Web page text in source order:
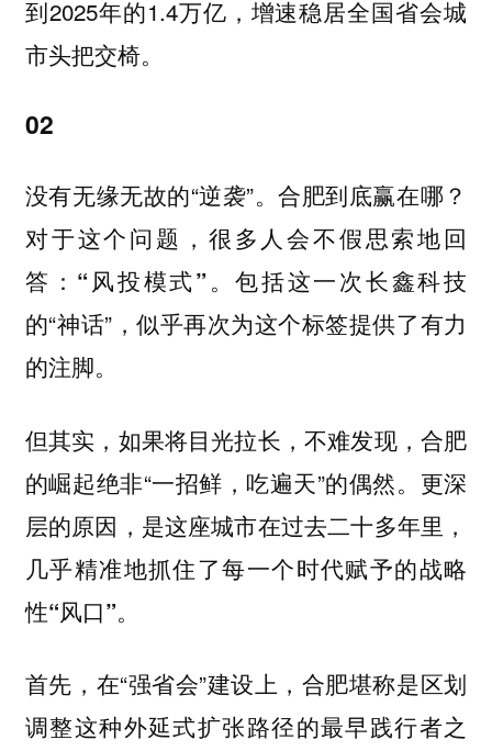
到2025年的1.4万亿，增速稳居全国省会城
市头把交椅。
02
没有无缘无故的“逆袭”。合肥到底赢在哪？
对于这个问题，很多人会不假思索地回
答： “风投模式”。包括这一次长鑫科技
的“神话”，似乎再次为这个标签提供了有力
的注脚。
但其实，如果将目光拉长，不难发现，合肥
的崛起绝非“一招鲜，吃遍天”的偶然。更深
层的原因，是这座城市在过去二十多年里，
几乎精准地抓住了每一个时代赋予的战略
性“风口”。
首先，在“强省会”建设上，合肥堪称是区划
调整这种外延式扩张路径的最早践行者之